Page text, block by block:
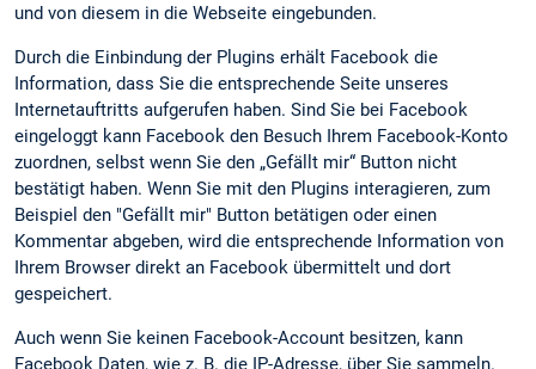
und von diesem in die Webseite eingebunden.
Durch die Einbindung der Plugins erhält Facebook die
Information, dass Sie die entsprechende Seite unseres
Internetauftritts aufgerufen haben. Sind Sie bei Facebook
eingeloggt kann Facebook den Besuch Ihrem Facebook-Konto
zuordnen, selbst wenn Sie den „Gefällt mir“ Button nicht
bestätigt haben. Wenn Sie mit den Plugins interagieren, zum
Beispiel den "Gefällt mir" Button betätigen oder einen
Kommentar abgeben, wird die entsprechende Information von
Ihrem Browser direkt an Facebook übermittelt und dort
gespeichert.
Auch wenn Sie keinen Facebook-Account besitzen, kann
Facebook Daten, wie z. B. die IP-Adresse, über Sie sammeln.